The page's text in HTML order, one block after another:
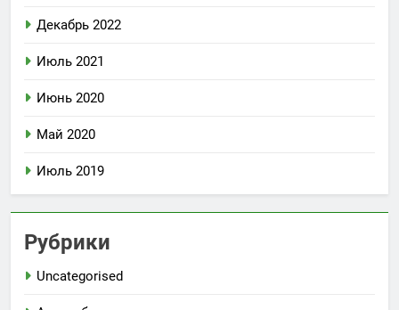
Декабрь 2022
Июль 2021
Июнь 2020
Май 2020
Июль 2019
Рубрики
Uncategorised